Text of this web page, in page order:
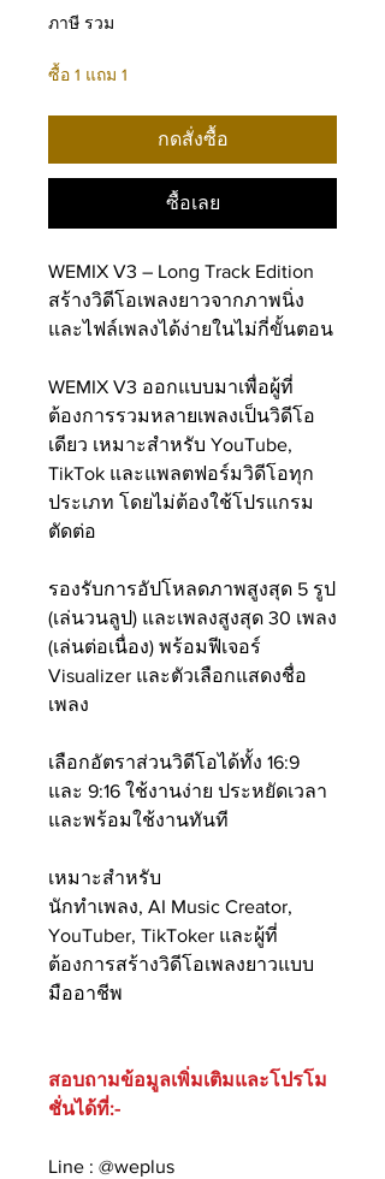
ภาษี รวม
ซื้อ 1 แถม 1
กดสั่งซื้อ
ซื้อเลย
WEMIX V3 – Long Track Edition
สร้างวิดีโอเพลงยาวจากภาพนิ่ง
และไฟล์เพลงได้ง่ายในไม่กี่ขั้นตอน
WEMIX V3 ออกแบบมาเพื่อผู้ที่
ต้องการรวมหลายเพลงเป็นวิดีโอ
เดียว เหมาะสำหรับ YouTube,
TikTok และแพลตฟอร์มวิดีโอทุก
ประเภท โดยไม่ต้องใช้โปรแกรม
ตัดต่อ
รองรับการอัปโหลดภาพสูงสุด 5 รูป
(เล่นวนลูป) และเพลงสูงสุด 30 เพลง
(เล่นต่อเนื่อง) พร้อมฟีเจอร์
Visualizer และตัวเลือกแสดงชื่อ
เพลง
เลือกอัตราส่วนวิดีโอได้ทั้ง 16:9
และ 9:16 ใช้งานง่าย ประหยัดเวลา
และพร้อมใช้งานทันที
เหมาะสำหรับ
นักทำเพลง, AI Music Creator,
YouTuber, TikToker และผู้ที่
ต้องการสร้างวิดีโอเพลงยาวแบบ
มืออาชีพ
สอบถามข้อมูลเพิ่มเติมและโปรโม
ชั่นได้ที่:-
Line : @weplus